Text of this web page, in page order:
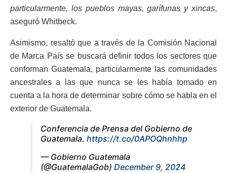
particularmente, los pueblos mayas, garífunas y xincas,
aseguró Whitbeck.
Asimismo, resaltó que a través de la Comisión Nacional
de Marca País se buscará definir todos los sectores que
conforman Guatemala, particularmente las comunidades
ancestrales a las que nunca se les había tomado en
cuenta a la hora de determinar sobre cómo se habla en el
exterior de Guatemala.
Conferencia de Prensa del Gobierno de
Guatemala. https://t.co/0APOQhnhhp
— Gobierno Guatemala
(@GuatemalaGob) December 9, 2024